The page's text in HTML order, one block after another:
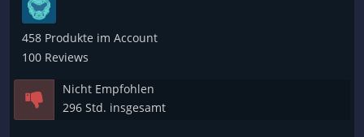
458 Produkte im Account
100 Reviews
Nicht Empfohlen
296 Std. insgesamt